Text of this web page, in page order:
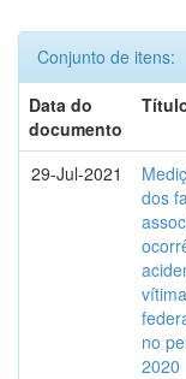
Conjunto de itens:
Data do
documento
29-Jul-2021
dos
no
2020